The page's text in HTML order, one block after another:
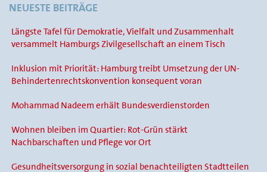
NEUESTE BEITRÄGE
Längste Tafel für Demokratie, Vielfalt und Zusammenhalt
versammelt Hamburgs Zivilgesellschaft an einem Tisch
Inklusion mit Priorität: Hamburg treibt Umsetzung der UN-
Behindertenrechtskonvention konsequent voran
Mohammad Nadeem erhält Bundesverdienstorden
Wohnen bleiben im Quartier: Rot-Grün stärkt
Nachbarschaften und Pflege vor Ort
Gesundheitsversorgung in sozial benachteiligten Stadtteilen